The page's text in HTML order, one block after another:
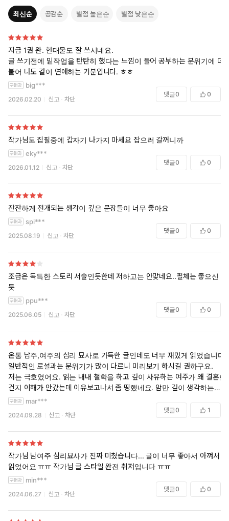
최신순 공감순 별점 높은순 별점 낮은순
지금 1권 완. 현대물도 잘 쓰시네요.
글 쓰기전에 밑작업을 탄탄히 했다는 느낌이 들어 공부하는 분위기에 더
불어 나도 같이 연애하는 기분입니다. ㅎㅎ
big***
2026.02.20 신고 차단
댓글0 0
작가님도 집필중에 갑자기 나가지 마세요 잡으러 갈꺼니까
eky***
2026.01.12 신고 차단
댓글0 0
잔잔하게 전개되는 생각이 깊은 문장들이 너무 좋아요
spi***
2025.08.19 신고 차단
댓글0 0
조금은 독특한 스토리 서술인듯한데 저하고는 안맞네요..필체는 좋으신
듯
ppu***
2025.06.05 신고 차단
댓글0 0
온통 남주,여주의 심리 묘사로 가득한 글인데도 너무 재밌게 읽었습니다.
일반적인 로설과는 분위기가 많이 다르니 미리보기 하시길 권하구요.
저는 극호였어요. 읽는 내내 철학을 하고 깊이 사유하는 여주가 왜 결혼한
건지 이해가 안갔는데 이유보고나서 좀 띵했네요. 암만 깊이 생각하는 사
람도 결국 자기 마음에 대한 부분은 또 미숙할 수 있죠...
조만간 재탕하면서 다시 찬찬히 살펴봐야 겠어요.
mar***
2024.09.28 신고 차단
댓글0 1
작가님 남여주 심리묘사가 진짜 미쳤습니다... 글이 너무 좋아서 아껴서
읽었어요 ㅠㅠ 작가님 글 스타일 완전 취저입니다 ㅠㅠ
min***
2024.06.27 신고 차단
댓글0 0